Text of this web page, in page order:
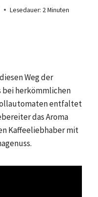
Lesedauer: 2Minuten
Weg der
bei herkömmlichen
entfaltet
das Aroma
Kaffeeliebhaber mit